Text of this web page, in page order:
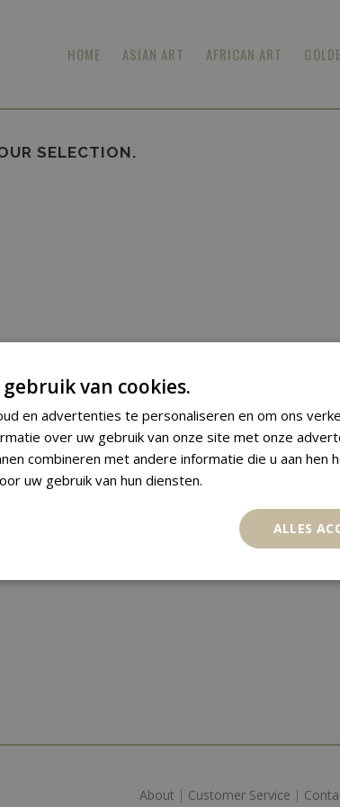
HOME ASIAN ART AFRICAN ART
SELECTION.
About | Customer Service |
van cookies.
en advertenties te personaliseren en om ons
over uw gebruik van onze site met onze
combineren met andere informatie die u aan hen
uw gebruik van hun diensten.
ALLES